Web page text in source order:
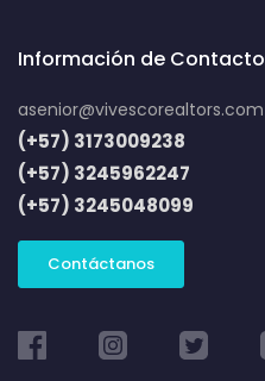
Información de Contacto
asenior@vivescorealtors.com
(+57) 3173009238
(+57) 3245962247
(+57) 3245048099
Contáctanos